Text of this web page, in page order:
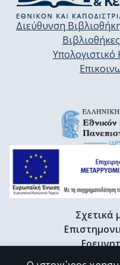
Διεύθυνση
Σχετικά
Διδακτορικές